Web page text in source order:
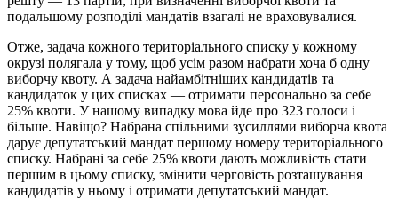
подальшому розподілі мандатів взагалі не враховувалися.
Отже, задача кожного територіального списку у кожному
окрузі полягала у тому, щоб усім разом набрати хоча б одну
виборчу квоту. А задача найамбітніших кандидатів та
кандидаток у цих списках — отримати персонально за себе
25% квоти. У нашому випадку мова йде про 323 голоси і
більше. Навіщо? Набрана спільними зусиллями виборча квота
дарує депутатський мандат першому номеру територіального
списку. Набрані за себе 25% квоти дають можливість стати
першим в цьому списку, змінити черговість розташування
кандидатів у ньому і отримати депутатський мандат.